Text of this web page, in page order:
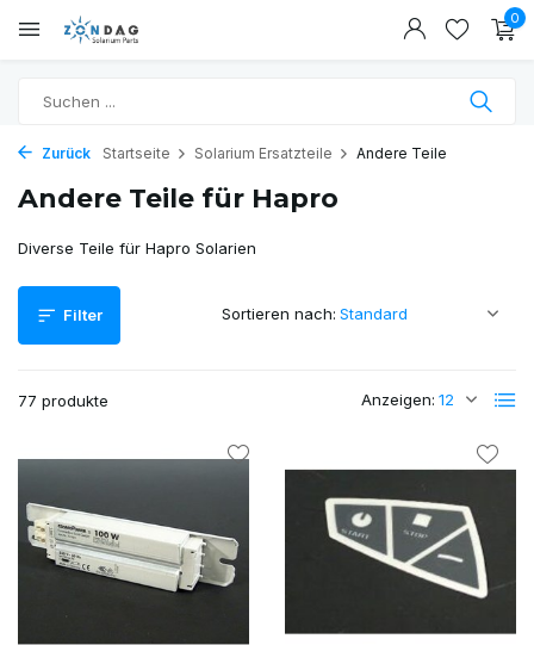
0
Zurück Startseite Solarium Ersatzteile Andere Teile
Andere Teile für Hapro
Diverse Teile für Hapro Solarien
Filter
77 produkte Anzeigen:
Sortieren nach: